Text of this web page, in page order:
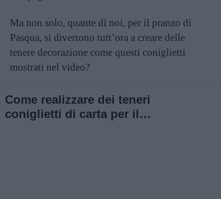
Ma non solo, quante di noi, per il pranzo di
Pasqua, si divertono tutt’ora a creare delle
tenere decorazione come questi coniglietti
mostrati nel video?
Come realizzare dei teneri
coniglietti di carta per il